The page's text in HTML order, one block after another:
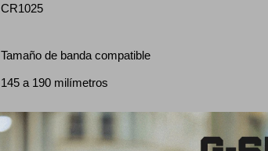
CR1025
Tamaño de banda compatible
145 a 190 milímetros
Hora mundial